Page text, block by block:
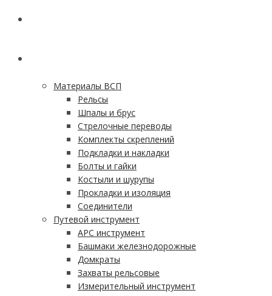
Материалы ВСП
Рельсы
Шпалы и брус
Стрелочные переводы
Комплекты скреплений
Подкладки и накладки
Болты и гайки
Костыли и шурупы
Прокладки и изоляция
Соединители
Путевой инструмент
АРС инструмент
Башмаки железнодорожные
Домкраты
Захваты рельсовые
Измерительный инструмент